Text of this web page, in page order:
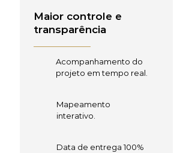
Maior controle e
transparência
Acompanhamento do
projeto em tempo real.
Mapeamento
interativo.
Data de entrega 100%